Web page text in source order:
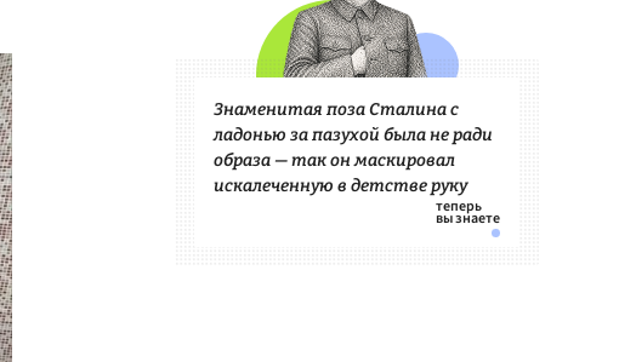
Знаменитая поза Сталина с
ладонью за пазухой была не ради
образа — так он маскировал
искалеченную в детстве руку